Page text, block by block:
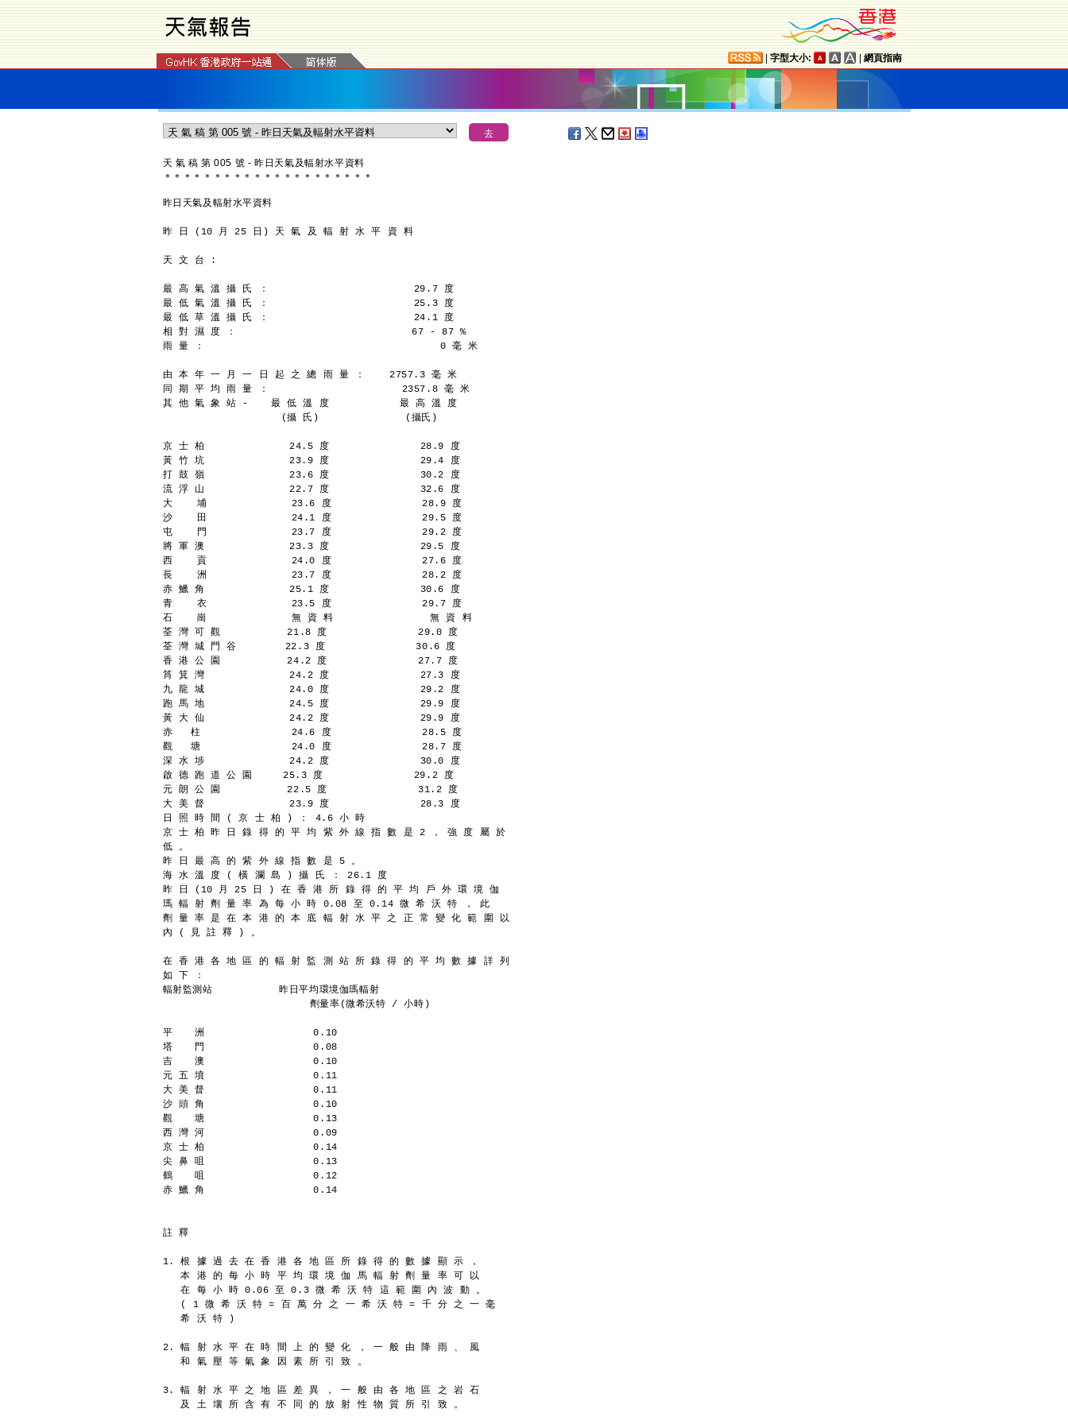
字型大小: 網頁指南
天 氣 稿 第 005 號 - 昨日天氣及輻射水平資料
＊ ＊ ＊ ＊ ＊ ＊ ＊ ＊ ＊ ＊ ＊ ＊ ＊ ＊ ＊ ＊ ＊ ＊ ＊ ＊ ＊
昨日天氣及輻射水平資料
昨 日 (10 月 25 日) 天 氣 及 輻 射 水 平 資 料
天 文 台 :
最 高 氣 溫 攝 氏 ：                        29.7 度
最 低 氣 溫 攝 氏 ：                        25.3 度
最 低 草 溫 攝 氏 ：                        24.1 度
相 對 濕 度 ：                             67 - 87 %
雨 量 ：                                       0 毫 米
由 本 年 一 月 一 日 起 之 總 雨 量 ：    2757.3 毫 米
同 期 平 均 雨 量 ：                      2357.8 毫 米
其 他 氣 象 站 - 　 最 低 溫 度 　         最 高 溫 度
(攝 氏)　　 　   　 　 (攝氏)
京 士 柏              24.5 度               28.9 度
黃 竹 坑              23.9 度               29.4 度
打 鼓 嶺              23.6 度               30.2 度
流 浮 山              22.7 度               32.6 度
大    埔              23.6 度               28.9 度
沙    田              24.1 度               29.5 度
屯    門              23.7 度               29.2 度
將 軍 澳              23.3 度               29.5 度
西    貢              24.0 度               27.6 度
長    洲              23.7 度               28.2 度
赤 鱲 角              25.1 度               30.6 度
青    衣              23.5 度               29.7 度
石    崗              無 資 料                無 資 料
荃 灣 可 觀           21.8 度               29.0 度
荃 灣 城 門 谷        22.3 度               30.6 度
香 港 公 園           24.2 度               27.7 度
筲 箕 灣              24.2 度               27.3 度
九 龍 城              24.0 度               29.2 度
跑 馬 地              24.5 度               29.9 度
黃 大 仙              24.2 度               29.9 度
赤   柱               24.6 度               28.5 度
觀   塘               24.0 度               28.7 度
深 水 埗              24.2 度               30.0 度
啟 德 跑 道 公 園     25.3 度               29.2 度
元 朗 公 園           22.5 度               31.2 度
大 美 督              23.9 度               28.3 度
日 照 時 間 ( 京 士 柏 ) ： 4.6 小 時
京 士 柏 昨 日 錄 得 的 平 均 紫 外 線 指 數 是 2 ， 強 度 屬 於
低 。
昨 日 最 高 的 紫 外 線 指 數 是 5 。
海 水 溫 度 ( 橫 瀾 島 ) 攝 氏 ： 26.1 度
昨 日 (10 月 25 日 ) 在 香 港 所 錄 得 的 平 均 戶 外 環 境 伽
瑪 輻 射 劑 量 率 為 每 小 時 0.08 至 0.14 微 希 沃 特 ， 此
劑 量 率 是 在 本 港 的 本 底 輻 射 水 平 之 正 常 變 化 範 圍 以
內 ( 見 註 釋 ) 。
在 香 港 各 地 區 的 輻 射 監 測 站 所 錄 得 的 平 均 數 據 詳 列
如 下 ：
輻射監測站           昨日平均環境伽瑪輻射
	                 劑量率(微希沃特 / 小時)
平  　洲                  0.10
塔  　門                  0.08
吉　  澳                  0.10
元 五 墳                  0.11
大 美 督                  0.11
沙 頭 角                  0.10
觀  　塘                  0.13
西 灣 河                  0.09
京 士 柏                  0.14
尖 鼻 咀                  0.13
鶴  　咀                  0.12
赤 鱲 角                  0.14
註 釋
1. 根 據 過 去 在 香 港 各 地 區 所 錄 得 的 數 據 顯 示 ，
本 港 的 每 小 時 平 均 環 境 伽 馬 輻 射 劑 量 率 可 以
在 每 小 時 0.06 至 0.3 微 希 沃 特 這 範 圍 內 波 動 。
( 1 微 希 沃 特 = 百 萬 分 之 一 希 沃 特 = 千 分 之 一 毫
希 沃 特 )
2. 輻 射 水 平 在 時 間 上 的 變 化 ， 一 般 由 降 雨 、 風
和 氣 壓 等 氣 象 因 素 所 引 致 。
3. 輻 射 水 平 之 地 區 差 異 ， 一 般 由 各 地 區 之 岩 石
及 土 壤 所 含 有 不 同 的 放 射 性 物 質 所 引 致 。